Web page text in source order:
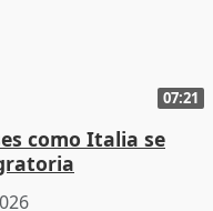
07:21
como Italia se